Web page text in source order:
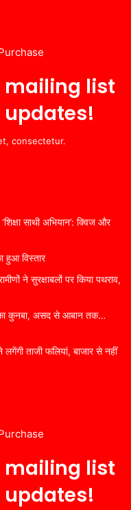
mailing list
updates!
consectetur.
साथी अभियान’: क्विज और
हुआ विस्तार
ने सुरक्षाबलों पर किया पथराव,
कुनबा, असद से आबान तक…
ताजी फलियां, बाजार से नहीं
mailing list
updates!